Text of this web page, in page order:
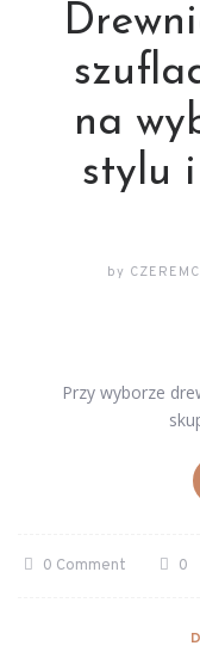
na
stylu
by
Przy wyborze
0 Comment 0